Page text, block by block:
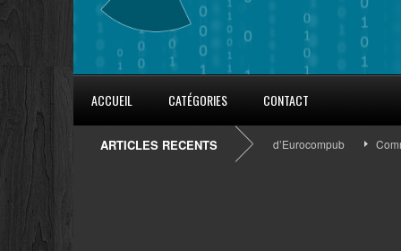
ACCUEIL CATÉGORIES CONTACT
ARTICLES RECENTS
8 conseils pour fidéliser avec les goodies d’Eurocompub